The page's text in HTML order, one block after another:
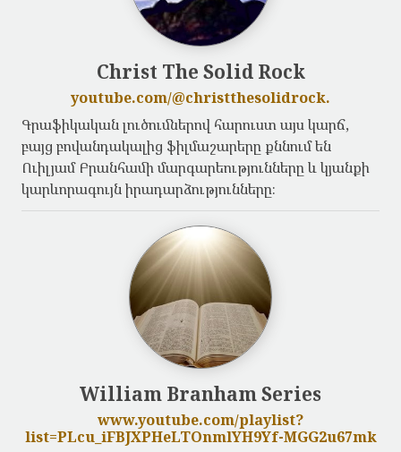
Christ The Solid Rock
youtube.com/@christthesolidrock.
Գրաֆիկական լուծումներով հարուստ այս կարճ,
բայց բովանդակալից ֆիլմաշարերը քննում են
Ուիլյամ Բրանհամի մարգարեությունները և կյանքի
կարևորագույն իրադարձությունները։
William Branham Series
www.youtube.com/playlist?
list=PLcu_iFBJXPHeLTOnmlYH9Yf-MGG2u67mk